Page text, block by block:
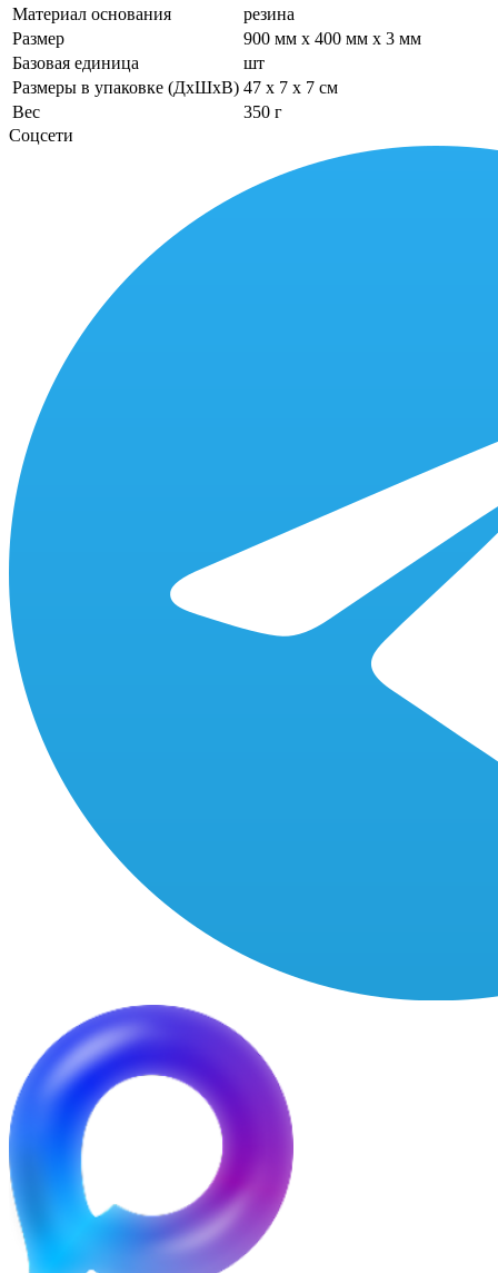
Материал основания
резина
Размер
900 мм x 400 мм x 3 мм
Базовая единица
шт
Размеры в упаковке (ДхШхВ) 47 x 7 x 7 см
Вес
350 г
Соцсети